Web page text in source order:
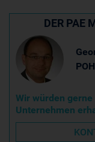
DER PAE
Wir würden
Unternehmen